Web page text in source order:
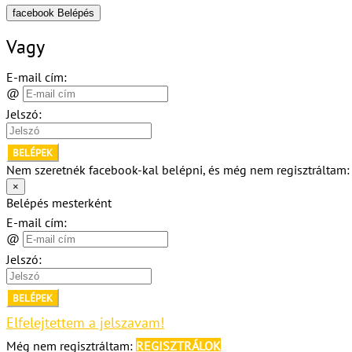
facebook Belépés
Vagy
E-mail cím:
@
Jelszó:
BELÉPEK
Nem szeretnék facebook-kal belépni, és még nem regisztráltam:
×
Belépés mesterként
E-mail cím:
@
Jelszó:
BELÉPEK
Elfelejtettem a jelszavam!
Még nem regisztráltam: REGISZTRÁLOK